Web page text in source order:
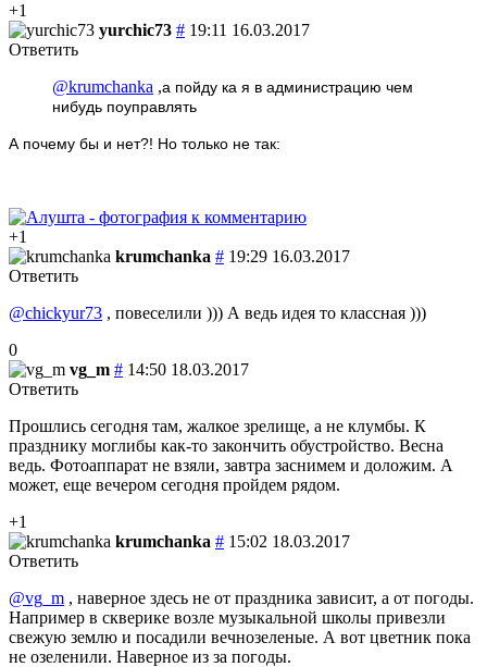
+1
yurchic73 # 19:11 16.03.2017
Ответить
@krumchanka ,а пойду ка я в администрацию чем
нибудь поуправлять
А почему бы и нет?! Но только не так:
+1
krumchanka # 19:29 16.03.2017
Ответить
@chickyur73 , повеселили ))) А ведь идея то классная )))
0
vg_m # 14:50 18.03.2017
Ответить
Прошлись сегодня там, жалкое зрелище, а не клумбы. К
празднику моглибы как-то закончить обустройство. Весна
ведь. Фотоаппарат не взяли, завтра заснимем и доложим. А
может, еще вечером сегодня пройдем рядом.
+1
krumchanka # 15:02 18.03.2017
Ответить
@vg_m , наверное здесь не от праздника зависит, а от погоды.
Например в скверике возле музыкальной школы привезли
свежую землю и посадили вечнозеленые. А вот цветник пока
не озеленили. Наверное из за погоды.